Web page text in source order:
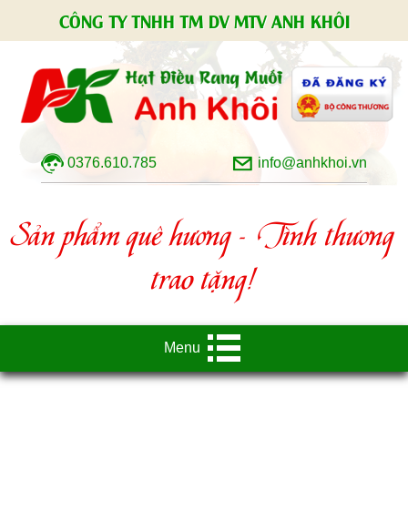
CÔNG TY TNHH TM DV MTV ANH KHÔI
0376.610.785 info@anhkhoi.vn
Sản phẩm quê hương - Tình thương
trao tặng!
Menu